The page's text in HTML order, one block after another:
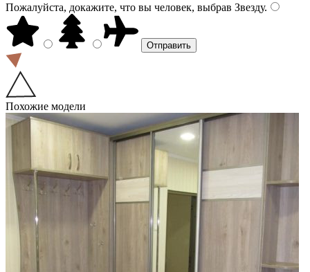
Пожалуйста, докажите, что вы человек, выбрав Звезду.
Похожие модели